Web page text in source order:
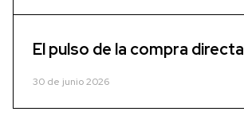
El pulso de la compra directa
30 de junio 2026